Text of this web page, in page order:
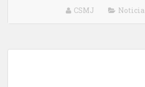
CSMJ Noticia